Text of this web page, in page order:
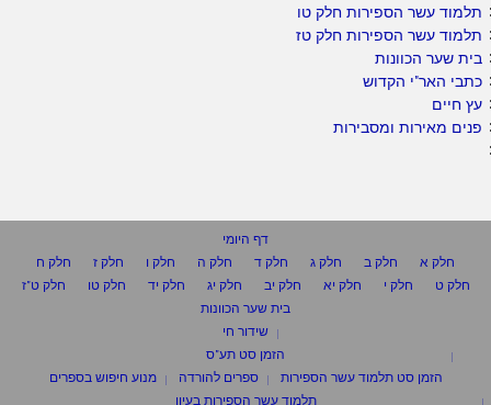
תלמוד עשר הספירות חלק טו
תלמוד עשר הספירות חלק טז
בית שער הכוונות
כתבי האר"י הקדוש
עץ חיים
פנים מאירות ומסבירות
דף היומי
חלק א
חלק ב חלק ג חלק ד חלק ה חלק ו חלק ז
חלק ח
חלק ט
חלק י חלק יא חלק יב חלק יג חלק יד חלק טו
חלק ט"ז
בית שער הכוונות
שידור חי
הזמן סט תע"ס
הזמן סט תלמוד עשר הספירות
ספרים להורדה
מנוע חיפוש בספרים
תלמוד עשר הספירות בעיון